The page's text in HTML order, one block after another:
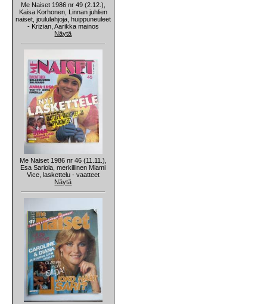
Me Naiset 1986 nr 49 (2.12.),
Kaisa Korhonen, Linnan juhlien
naiset, joululahjoja, huippuneuleet
- Krizian, Aarikka mainos
Näytä
Me Naiset 1986 nr 46 (11.11.),
Esa Sariola, merkillinen Miami
Vice, laskettelu - vaatteet
Näytä